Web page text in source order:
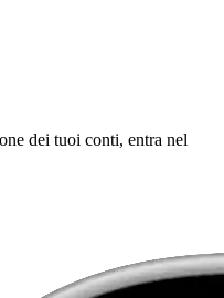
dei tuoi conti, entra nel